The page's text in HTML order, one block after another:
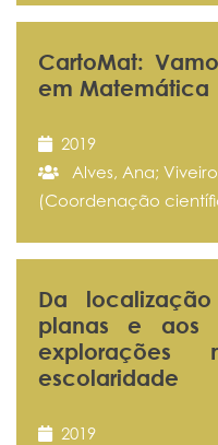
CartoMat:
em Matemática
2019
Alves, Ana;
(Coordenação
Da
planas e aos
escolaridade
2019